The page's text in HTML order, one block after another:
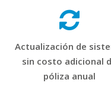
Actualización de
sin costo adicional
póliza anual